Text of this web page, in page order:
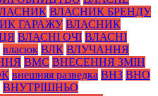
ВЛАСНИК БРЕНДУ
ГАРАЖУ ВЛАСНИК
ВЛАСНІ ОЧІ ВЛАСНІ
власюк ВЛК ВЛУЧАННЯ
ВМС ВНЕСЕННЯ ЗМІН
внешняя разведка ВНЗ ВНО
ВНУТРІШНЬО